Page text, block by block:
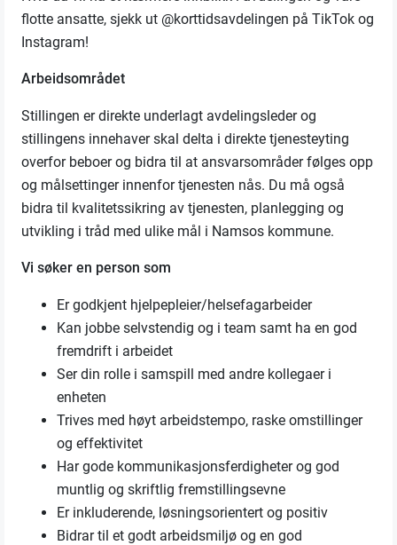
flotte ansatte, sjekk ut @korttidsavdelingen på TikTok og
Instagram!
Arbeidsområdet
Stillingen er direkte underlagt avdelingsleder og
stillingens innehaver skal delta i direkte tjenesteyting
overfor beboer og bidra til at ansvarsområder følges opp
og målsettinger innenfor tjenesten nås. Du må også
bidra til kvalitetssikring av tjenesten, planlegging og
utvikling i tråd med ulike mål i Namsos kommune.
Vi søker en person som
Er godkjent hjelpepleier/helsefagarbeider
Kan jobbe selvstendig og i team samt ha en god
fremdrift i arbeidet
Ser din rolle i samspill med andre kollegaer i
enheten
Trives med høyt arbeidstempo, raske omstillinger
og effektivitet
Har gode kommunikasjonsferdigheter og god
muntlig og skriftlig fremstillingsevne
Er inkluderende, løsningsorientert og positiv
Bidrar til et godt arbeidsmiljø og en god